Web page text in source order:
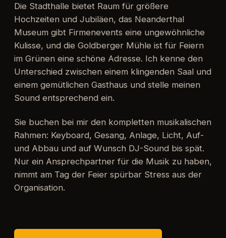
Die Stadthalle bietet Raum für größere
Hochzeiten und Jubiläen, das Neanderthal
Museum gibt Firmenevents eine ungewöhnliche
Kulisse, und die Goldberger Mühle ist für Feiern
im Grünen eine schöne Adresse. Ich kenne den
Unterschied zwischen einem klingenden Saal und
einem gemütlichen Gasthaus und stelle meinen
Sound entsprechend ein.
Sie buchen bei mir den kompletten musikalischen
Rahmen: Keyboard, Gesang, Anlage, Licht, Auf-
und Abbau und auf Wunsch DJ-Sound bis spät.
Nur ein Ansprechpartner für die Musik zu haben,
nimmt am Tag der Feier spürbar Stress aus der
Organisation.